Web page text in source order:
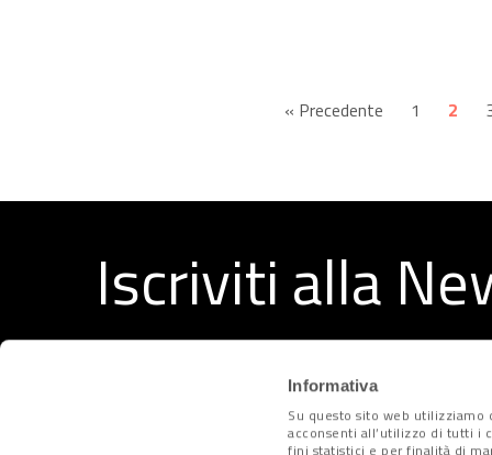
Informativa
Su questo sito web utilizziamo
acconsenti all’utilizzo di tutti i
fini statistici e per finalità di
« Precedente 1 2
Iscriviti alla